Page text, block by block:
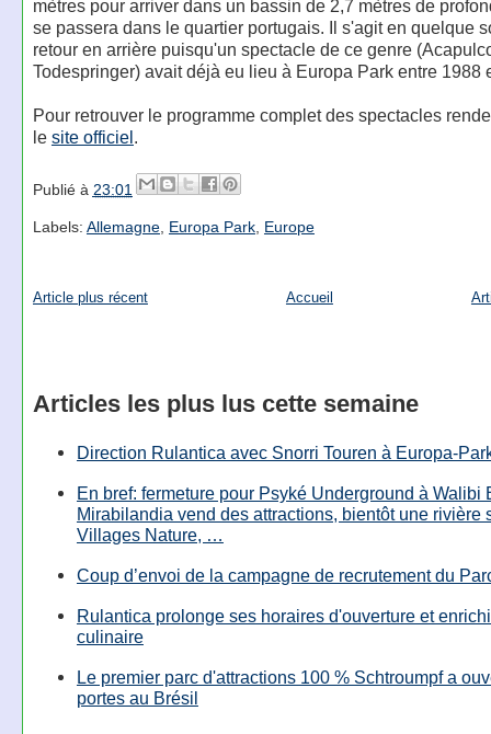
mètres pour arriver dans un bassin de 2,7 mètres de
se passera dans le quartier portugais. Il s'agit en quelque
retour en arrière puisqu'un spectacle de ce genre
Todespringer) avait déjà eu lieu à Europa Park entre 1988
Pour retrouver le programme complet des spectacles
le site officiel.
Publié à 23:01
Labels: Allemagne, Europa Park, Europe
Article plus récent Accueil
Articles les plus lus cette semaine
Direction Rulantica avec Snorri Touren à Europa-
En bref: fermeture pour Psyké Underground à Walibi
Mirabilandia vend des attractions, bientôt une rivière
Villages Nature, …
Coup d’envoi de la campagne de recrutement du
Rulantica prolonge ses horaires d'ouverture et
culinaire
Le premier parc d'attractions 100 % Schtroumpf a
portes au Brésil